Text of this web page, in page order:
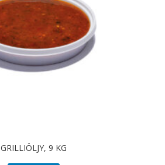
GRILLIÖLJY, 9 KG